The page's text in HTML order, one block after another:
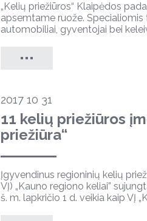
„Kelių priežiūros“ Klaipėdos
apsemtame ruože.
automobiliai, gyventojai bei
2017 10 31
11 kelių priežiūros
priežiūra“
Įgyvendinus regioninių kelių
VĮ) „Kauno regiono keliai”
š. m. lapkričio 1 d. veikia kaip VĮ